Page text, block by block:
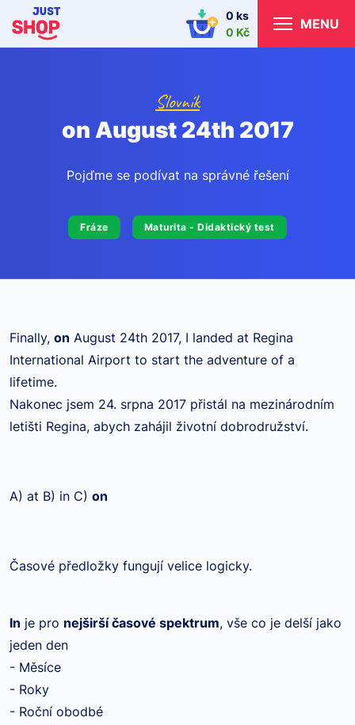
0 ks
0 Kč
MENU
Slovník
on August 24th 2017
Pojďme se podívat na správné řešení
Fráze Maturita - Didaktický test
Finally, on August 24th 2017, I landed at Regina
International Airport to start the adventure of a
lifetime.
Nakonec jsem 24. srpna 2017 přistál na mezinárodním
letišti Regina, abych zahájil životní dobrodružství.
A) at B) in C) on
Časové předložky fungují velice logicky.
In je pro nejširší časové spektrum, vše co je delší jako
jeden den
- Měsíce
- Roky
- Roční obodbé